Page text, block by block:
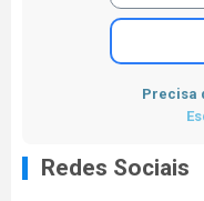
Precisa
Redes Sociais